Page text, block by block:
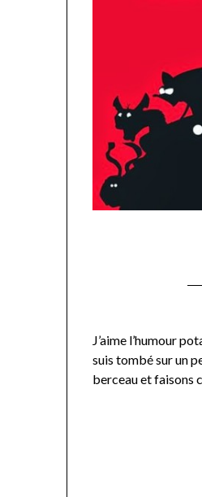
J’aime l’humour
suis tombé sur un
berceau et faisons